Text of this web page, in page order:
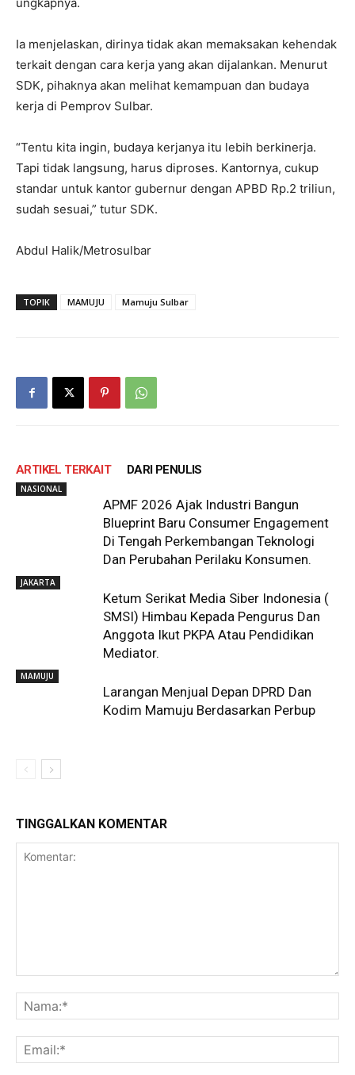
Ia menjelaskan, dirinya tidak akan memaksakan kehendak
terkait dengan cara kerja yang akan dijalankan. Menurut
SDK, pihaknya akan melihat kemampuan dan budaya
kerja di Pemprov Sulbar.
“Tentu kita ingin, budaya kerjanya itu lebih berkinerja.
Tapi tidak langsung, harus diproses. Kantornya, cukup
standar untuk kantor gubernur dengan APBD Rp.2 triliun,
sudah sesuai,” tutur SDK.
Abdul Halik/Metrosulbar
TOPIK MAMUJU Mamuju Sulbar
ARTIKEL TERKAIT DARI PENULIS
NASIONAL
APMF 2026 Ajak Industri Bangun
Blueprint Baru Consumer Engagement
Di Tengah Perkembangan Teknologi
Dan Perubahan Perilaku Konsumen.
JAKARTA
Ketum Serikat Media Siber Indonesia (
SMSI) Himbau Kepada Pengurus Dan
Anggota Ikut PKPA Atau Pendidikan
Mediator.
MAMUJU
Larangan Menjual Depan DPRD Dan
Kodim Mamuju Berdasarkan Perbup
TINGGALKAN KOMENTAR